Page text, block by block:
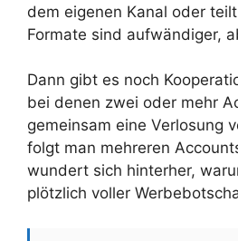
dem eigenen Kanal oder
Formate sind aufwändiger,
Dann gibt es noch
bei denen zwei oder mehr
gemeinsam eine Verlosung
folgt man mehreren
wundert sich hinterher,
plötzlich voller